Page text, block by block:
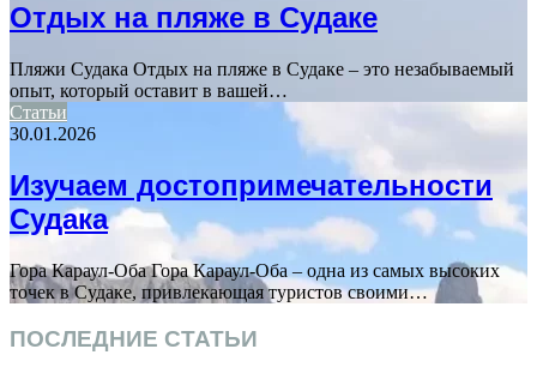
Отдых на пляже в Судаке
Пляжи Судака Отдых на пляже в Судаке – это незабываемый
опыт, который оставит в вашей…
Статьи
30.01.2026
Изучаем достопримечательности
Судака
Гора Караул-Оба Гора Караул-Оба – одна из самых высоких
точек в Судаке, привлекающая туристов своими…
ПОСЛЕДНИЕ СТАТЬИ